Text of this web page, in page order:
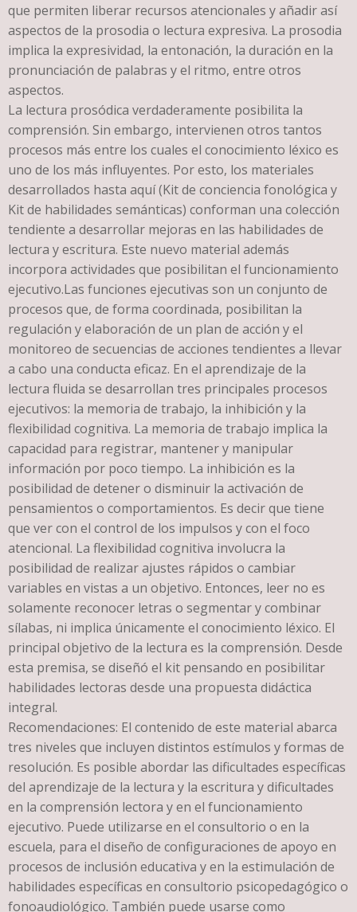
que permiten liberar recursos atencionales y añadir así
aspectos de la prosodia o lectura expresiva. La prosodia
implica la expresividad, la entonación, la duración en la
pronunciación de palabras y el ritmo, entre otros
aspectos.
La lectura prosódica verdaderamente posibilita la
comprensión. Sin embargo, intervienen otros tantos
procesos más entre los cuales el conocimiento léxico es
uno de los más influyentes. Por esto, los materiales
desarrollados hasta aquí (Kit de conciencia fonológica y
Kit de habilidades semánticas) conforman una colección
tendiente a desarrollar mejoras en las habilidades de
lectura y escritura. Este nuevo material además
incorpora actividades que posibilitan el funcionamiento
ejecutivo.Las funciones ejecutivas son un conjunto de
procesos que, de forma coordinada, posibilitan la
regulación y elaboración de un plan de acción y el
monitoreo de secuencias de acciones tendientes a llevar
a cabo una conducta eficaz. En el aprendizaje de la
lectura fluida se desarrollan tres principales procesos
ejecutivos: la memoria de trabajo, la inhibición y la
flexibilidad cognitiva. La memoria de trabajo implica la
capacidad para registrar, mantener y manipular
información por poco tiempo. La inhibición es la
posibilidad de detener o disminuir la activación de
pensamientos o comportamientos. Es decir que tiene
que ver con el control de los impulsos y con el foco
atencional. La flexibilidad cognitiva involucra la
posibilidad de realizar ajustes rápidos o cambiar
variables en vistas a un objetivo. Entonces, leer no es
solamente reconocer letras o segmentar y combinar
sílabas, ni implica únicamente el conocimiento léxico. El
principal objetivo de la lectura es la comprensión. Desde
esta premisa, se diseñó el kit pensando en posibilitar
habilidades lectoras desde una propuesta didáctica
integral.
Recomendaciones: El contenido de este material abarca
tres niveles que incluyen distintos estímulos y formas de
resolución. Es posible abordar las dificultades específicas
del aprendizaje de la lectura y la escritura y dificultades
en la comprensión lectora y en el funcionamiento
ejecutivo. Puede utilizarse en el consultorio o en la
escuela, para el diseño de configuraciones de apoyo en
procesos de inclusión educativa y en la estimulación de
habilidades específicas en consultorio psicopedagógico o
fonoaudiológico. También puede usarse como